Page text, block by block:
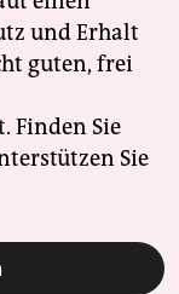
und Erhalt
guten, frei
Finden Sie
Sie